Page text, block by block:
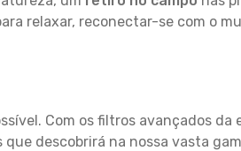
relaxar, reconectar-se com o
Com os filtros avançados da
descobrirá na nossa vasta